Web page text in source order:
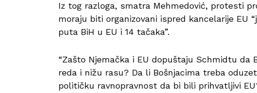
Iz tog razloga, smatra Mehmedović, protesti
moraju biti organizovani ispred kancelarije EU
puta BiH u EU i 14 tačaka”.
“Zašto Njemačka i EU dopuštaju Schmidtu da
reda i nižu rasu? Da li Bošnjacima treba
političku ravnopravnost da bi bili prihvatljivi